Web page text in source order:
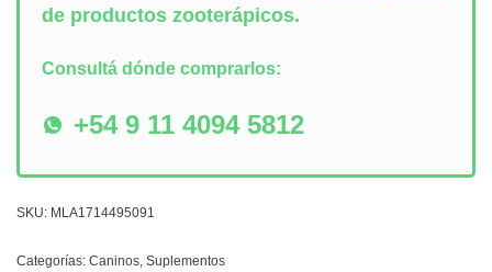
de productos zooterápicos.
Consultá dónde comprarlos:
+54 9 11 4094 5812
SKU: MLA1714495091
Categorías: Caninos, Suplementos